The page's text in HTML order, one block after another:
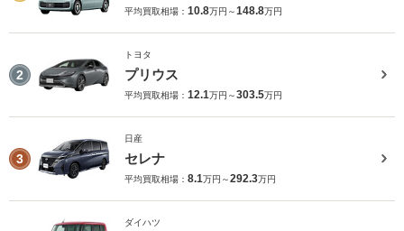
平均買取相場： 10.8万円～148.8万円
2
トヨタ
プリウス
平均買取相場： 12.1万円～303.5万円
3
日産
セレナ
平均買取相場： 8.1万円～292.3万円
ダイハツ